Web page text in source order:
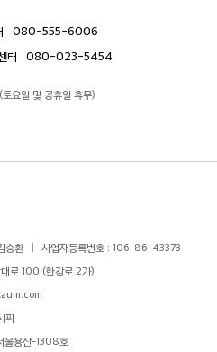
080-555-6006
터 080-023-5454
일 및 공휴일 휴무)
승환
사업자등록번호 : 106-86-43373
로 100 (한강로 2가)
픽
울용산-1308호